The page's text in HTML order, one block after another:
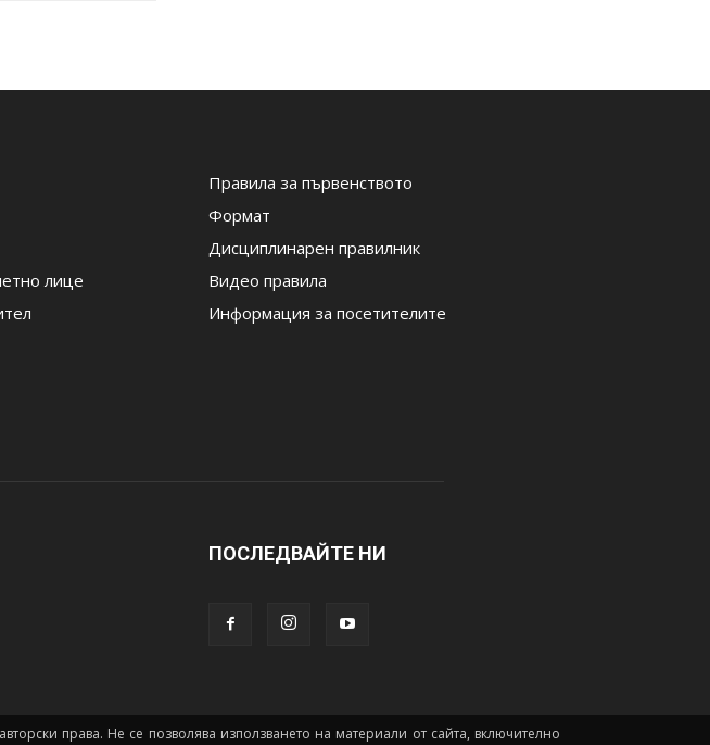
лице
Правила за първенството
Формат
Дисциплинарен правилник
Видео правила
Информация за посетителите
ПОСЛЕДВАЙТЕ НИ
права. Не се позволява използването на материали от сайта, включително